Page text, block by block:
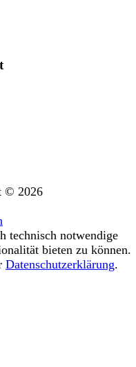
© 2026
technisch notwendige
bieten zu können.
Datenschutzerklärung.